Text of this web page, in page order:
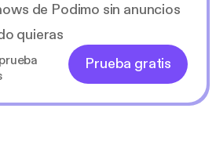
de Podimo sin anuncios
quieras
Prueba gratis